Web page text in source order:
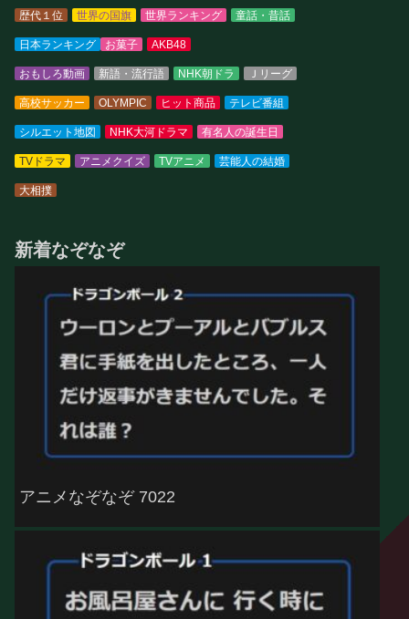
歴代１位 世界の国旗 世界ランキング 童話・昔話
日本ランキング お菓子 AKB48
おもしろ動画 新語・流行語 NHK朝ドラ Ｊリーグ
高校サッカー OLYMPIC ヒット商品 テレビ番組
シルエット地図 NHK大河ドラマ 有名人の誕生日
TVドラマ アニメクイズ TVアニメ 芸能人の結婚
大相撲
新着なぞなぞ
アニメなぞなぞ 7022